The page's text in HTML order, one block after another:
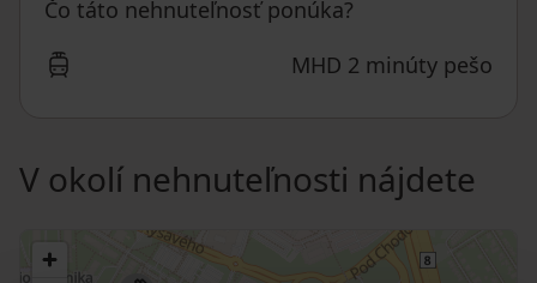
Čo táto nehnuteľnosť ponúka?
MHD 2 minúty pešo
V okolí nehnuteľnosti nájdete